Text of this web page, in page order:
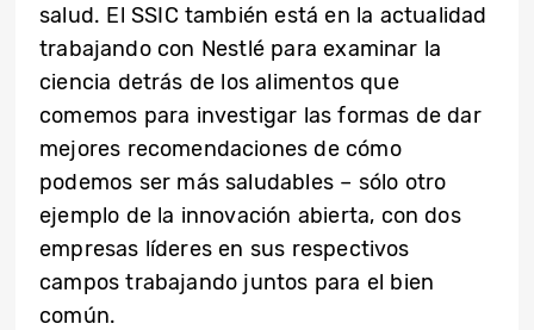
salud. El SSIC también está en la actualidad
trabajando con Nestlé para examinar la
ciencia detrás de los alimentos que
comemos para investigar las formas de dar
mejores recomendaciones de cómo
podemos ser más saludables – sólo otro
ejemplo de la innovación abierta, con dos
empresas líderes en sus respectivos
campos trabajando juntos para el bien
común.